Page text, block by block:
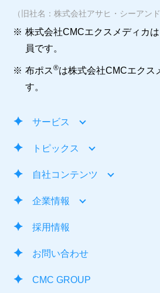
（旧社名：株式会社アサヒ・シーアンド
※ 株式会社CMCエクスメディカ
員です。
※ 布ポス®は株式会社CMCエクス
す。
サービス
トピックス
自社コンテンツ
企業情報
採用情報
お問い合わせ
CMC GROUP